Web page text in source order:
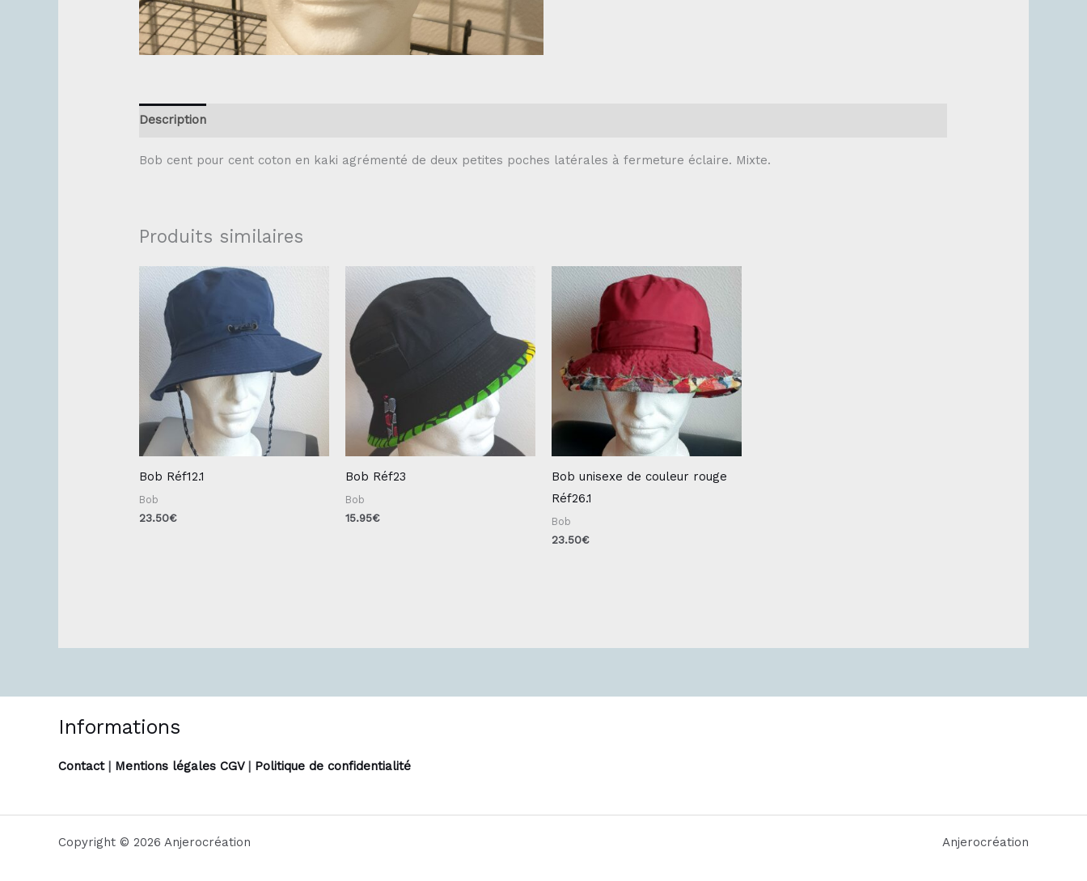
Description
Bob cent pour cent coton en kaki agrémenté de deux petites poches latérales à fermeture éclaire. Mixte.
Produits similaires
Bob Réf12.1
Bob
23.50€
Bob Réf23
Bob
15.95€
Bob unisexe de couleur rouge
Réf26.1
Bob
23.50€
Informations
Contact| Mentions légales CGV| Politique de confidentialité
Copyright © 2026 Anjerocréation Anjerocréation